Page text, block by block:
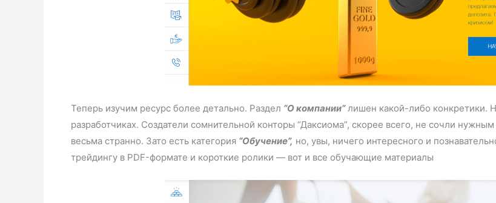
Теперь изучим ресурс более детально. Раздел “О компании”лишен какой-либо конкретики.
разработчиках. Создатели сомнительной конторы “Даксиома”, скорее всего, не сочли
весьма странно. Зато есть категория “Обучение”, но, увы, ничего интересного и
трейдингу в PDF-формате и короткие ролики — вот и все обучающие материалы